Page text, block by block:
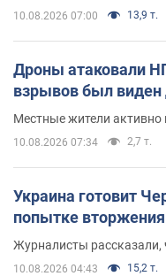
10.08.2026 07:00 13,9 т.
Дроны атаковали
взрывов был
Местные жители активно
10.08.2026 07:34 2,7 т.
Украина готовит
попытке
Журналисты рассказали,
10.08.2026 04:43 15,2 т.